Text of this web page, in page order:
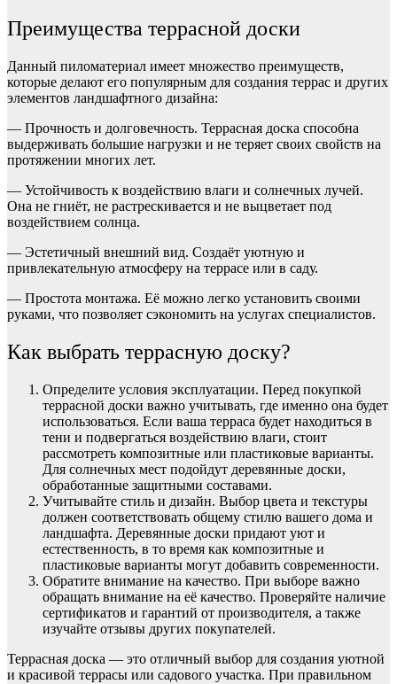
Преимущества террасной доски
Данный пиломатериал имеет множество преимуществ,
которые делают его популярным для создания террас и других
элементов ландшафтного дизайна:
— Прочность и долговечность. Террасная доска способна
выдерживать большие нагрузки и не теряет своих свойств на
протяжении многих лет.
— Устойчивость к воздействию влаги и солнечных лучей.
Она не гниёт, не растрескивается и не выцветает под
воздействием солнца.
— Эстетичный внешний вид. Создаёт уютную и
привлекательную атмосферу на террасе или в саду.
— Простота монтажа. Её можно легко установить своими
руками, что позволяет сэкономить на услугах специалистов.
Как выбрать террасную доску?
Определите условия эксплуатации. Перед покупкой
террасной доски важно учитывать, где именно она будет
использоваться. Если ваша терраса будет находиться в
тени и подвергаться воздействию влаги, стоит
рассмотреть композитные или пластиковые варианты.
Для солнечных мест подойдут деревянные доски,
обработанные защитными составами.
Учитывайте стиль и дизайн. Выбор цвета и текстуры
должен соответствовать общему стилю вашего дома и
ландшафта. Деревянные доски придают уют и
естественность, в то время как композитные и
пластиковые варианты могут добавить современности.
Обратите внимание на качество. При выборе важно
обращать внимание на её качество. Проверяйте наличие
сертификатов и гарантий от производителя, а также
изучайте отзывы других покупателей.
Террасная доска — это отличный выбор для создания уютной
и красивой террасы или садового участка. При правильном